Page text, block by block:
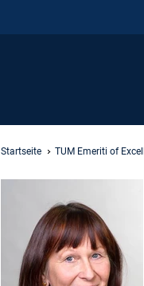
Startseite TUM Emeriti of